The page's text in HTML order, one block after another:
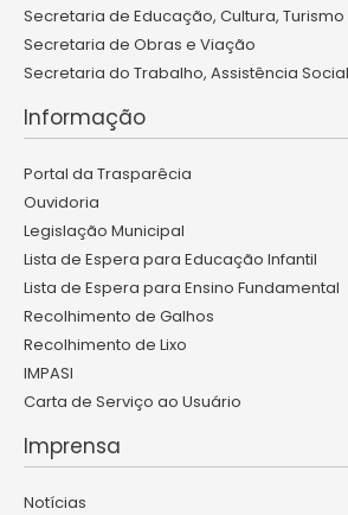
Secretaria de Educação, Cultura,
Secretaria de Obras e Viação
Secretaria do Trabalho, Assistência
Informação
Portal da Trasparêcia
Ouvidoria
Legislação Municipal
Lista de Espera para Educação Infantil
Lista de Espera para Ensino Fundamental
Recolhimento de Galhos
Recolhimento de Lixo
IMPASI
Carta de Serviço ao Usuário
Imprensa
Notícias